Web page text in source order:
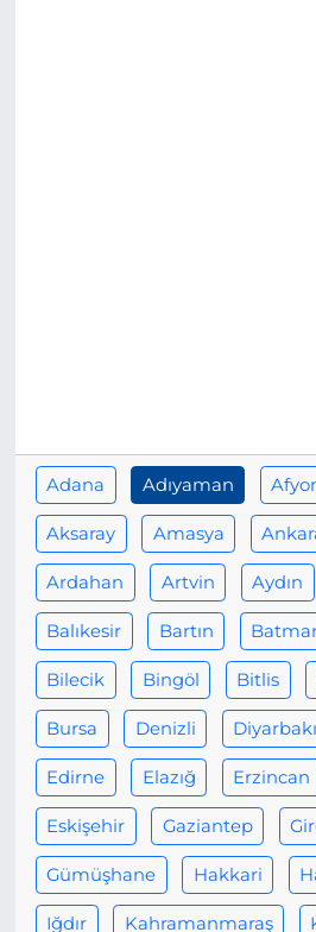
Adana Adıyaman
Aksaray Amasya
Ardahan Artvin Aydın
Balıkesir Bartın
Bilecik Bingöl Bitlis
Bursa Denizli
Edirne Elazığ Erzincan
Eskişehir Gaziantep
Gümüşhane Hakkari
Iğdır Kahramanmaraş